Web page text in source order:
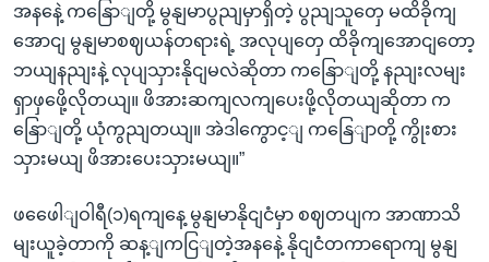
အနနေဲ့ ကနြောျတို့ မွနျမာပွညျမှာရှိတဲ့ ပွညျသူတှေ မထိခိုကျ
အောငျ မွနျမာစဈယန်တရားရဲ့ အလုပျတှေ ထိခိုကျအောငျတော့
ဘယျနညျးနဲ့ လုပျသှားနိုငျမလဲဆိုတာ ကနြောျတို့ နညျးလမျး
ရှာဖှဖေို့လိုတယျ။ ဖိအားဆကျလကျပေးဖို့လိုတယျဆိုတာ က
နြောျတို့ ယုံကွညျတယျ။ အဲဒါကွောင့ျ ကနြေျာတို့ ကွိုးစား
သှားမယျ ဖိအားပေးသှားမယျ။”
ဖဖေေါျဝါရီ(၁)ရကျနေ့ မွနျမာနိုငျငံမှာ စဈတပျက အာဏာသိ
မျးယူခဲ့တာကို ဆန့ျကငြျတဲ့အနနေဲ့ နိုငျငံတကာရောကျ မွနျ